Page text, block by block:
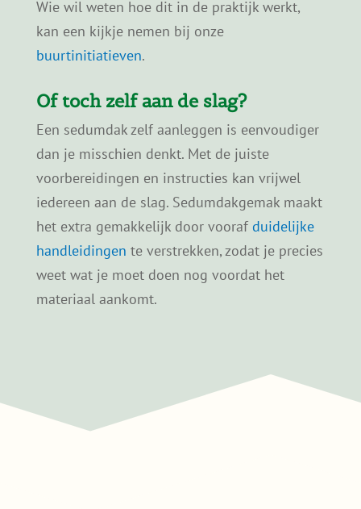
Wie wil weten hoe dit in de praktijk werkt,
kan een kijkje nemen bij onze
buurtinitiatieven.
Of toch zelf aan de slag?
Een sedumdak zelf aanleggen is eenvoudiger
dan je misschien denkt. Met de juiste
voorbereidingen en instructies kan vrijwel
iedereen aan de slag. Sedumdakgemak maakt
het extra gemakkelijk door vooraf duidelijke
handleidingen te verstrekken, zodat je precies
weet wat je moet doen nog voordat het
materiaal aankomt.